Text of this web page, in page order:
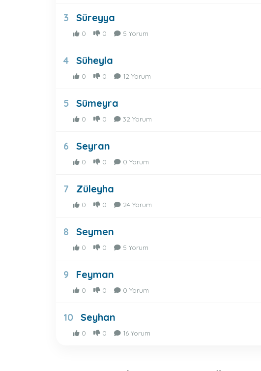
3 Süreyya
0 0 5 Yorum
4 Süheyla
0 0 12 Yorum
5 Sümeyra
0 0 32 Yorum
6 Seyran
0 0 0 Yorum
7 Züleyha
0 0 24 Yorum
8 Seymen
0 0 5 Yorum
9 Feyman
0 0 0 Yorum
10 Seyhan
0 0 16 Yorum